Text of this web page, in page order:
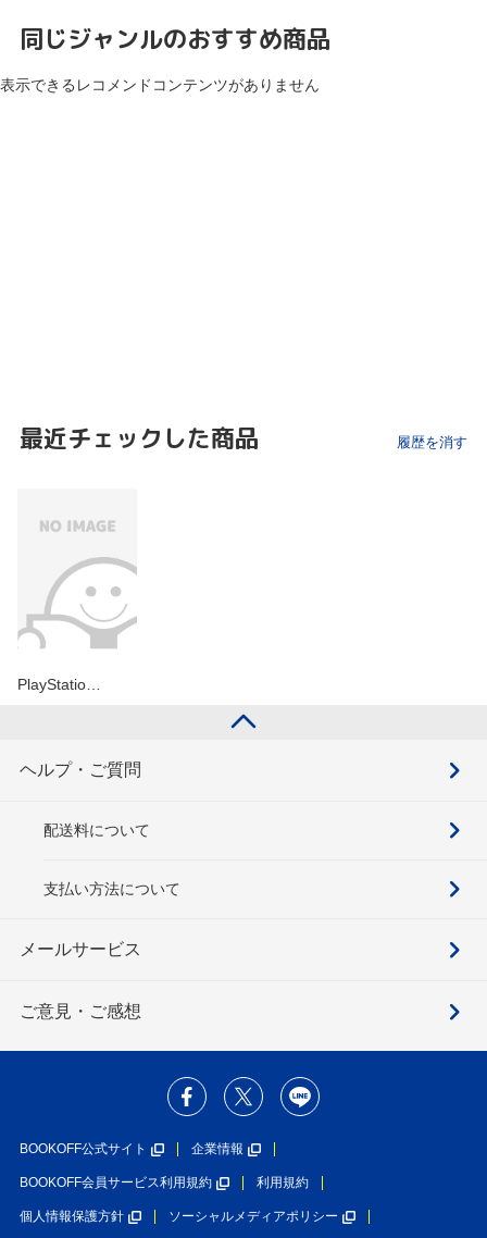
同じジャンルのおすすめ商品
表示できるレコメンドコンテンツがありません
最近チェックした商品 履歴を消す
PlayStatio…
ヘルプ・ご質問
配送料について
支払い方法について
メールサービス
ご意見・ご感想
BOOKOFF公式サイト 企業情報
BOOKOFF会員サービス利用規約 利用規約
個人情報保護方針 ソーシャルメディアポリシー